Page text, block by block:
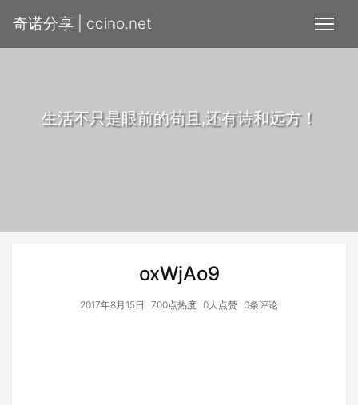
奇诺分享 | ccino.net
生活不只是眼前的苟且,还有诗和远方！
oxWjAo9
2017年8月15日 700点热度 0人点赞 0条评论